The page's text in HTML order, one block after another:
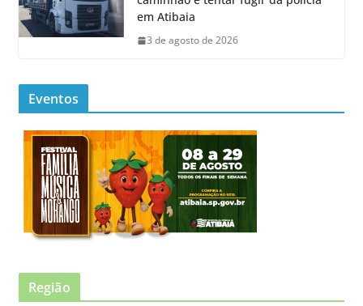
em Atibaia
3 de agosto de 2026
Eventos
Região